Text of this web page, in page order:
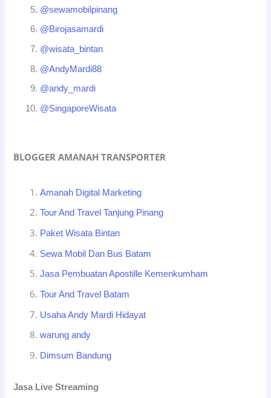
@sewamobilpinang
@Birojasamardi
@wisata_bintan
@AndyMardi88
@andy_mardi
@SingaporeWisata
BLOGGER AMANAH TRANSPORTER
Amanah Digital Marketing
Tour And Travel Tanjung Pinang
Paket Wisata Bintan
Sewa Mobil Dan Bus Batam
Jasa Pembuatan Apostille Kemenkumham
Tour And Travel Batam
Usaha Andy Mardi Hidayat
warung andy
Dimsum Bandung
Jasa Live Streaming